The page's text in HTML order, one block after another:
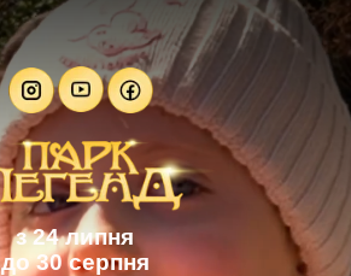
з 24 липня
до 30 серпня